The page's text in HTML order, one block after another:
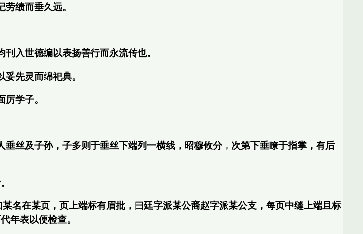
绩而垂久远。
入世德编以表扬善行而永流传也。
先灵而绵祀典。
学子。
丝及子孙，子多则于垂丝下端列一横线，昭穆攸分，次第下垂瞭于指掌，有后
名在某页，页上端标有眉批，曰廷字派某公裔赵字派某公支，每页中缝上端且标
年表以便检查。